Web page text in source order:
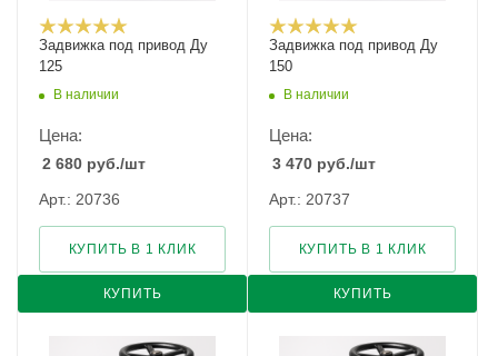
Задвижка под привод Ду
125
В наличии
Цена:
2 680 руб./шт
Арт.: 20736
КУПИТЬ
КУПИТЬ В 1 КЛИК
Задвижка под привод Ду
150
В наличии
Цена:
3 470 руб./шт
Арт.: 20737
КУПИТЬ
КУПИТЬ В 1 КЛИК